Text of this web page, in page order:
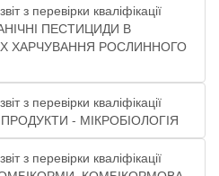
з перевірки кваліфікації
ПЕСТИЦИДИ В
ХАРЧУВАННЯ РОСЛИННОГО
з перевірки кваліфікації
- МІКРОБІОЛОГІЯ​
з перевірки кваліфікації